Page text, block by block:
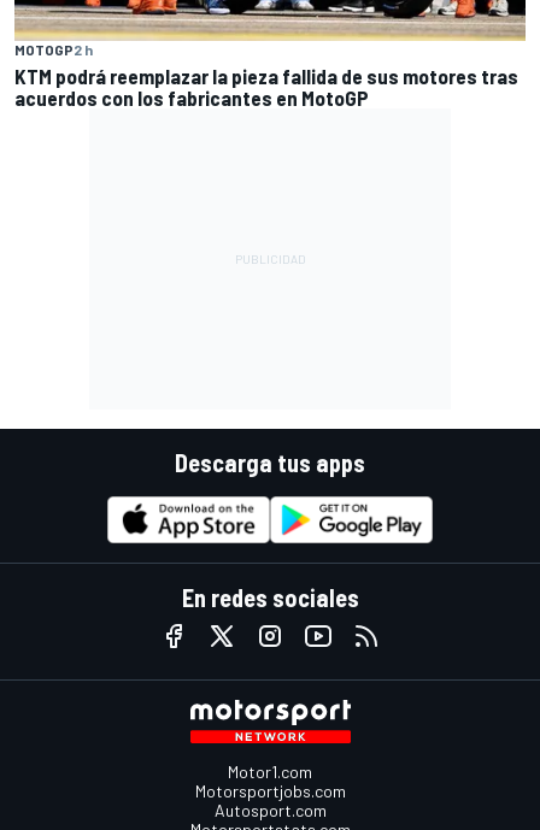
MOTOGP2 h
KTM podrá reemplazar la pieza fallida de sus motores tras
acuerdos con los fabricantes en MotoGP
Descarga tus apps
En redes sociales
Motor1.com
Motorsportjobs.com
Autosport.com